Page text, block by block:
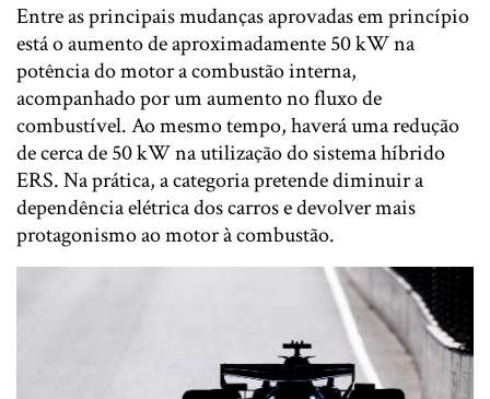
Entre as principais mudanças aprovadas em princípio
está o aumento de aproximadamente 50 kW na
potência do motor a combustão interna,
acompanhado por um aumento no fluxo de
combustível. Ao mesmo tempo, haverá uma redução
de cerca de 50 kW na utilização do sistema híbrido
ERS. Na prática, a categoria pretende diminuir a
dependência elétrica dos carros e devolver mais
protagonismo ao motor à combustão.